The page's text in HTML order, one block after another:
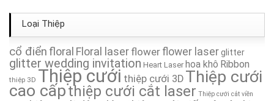
Thiệp Cưới TA131
Thiệp Cưới TA074
Thiệp Cưới TA003
Loại Thiệp
cổ điển floral Floral laser flower flower laserglitter
glitter wedding invitation Heart Laser hoa khô Ribbon
thiệp 3D Thiệp cưới thiệp cưới 3D Thiệp cưới
cao cấpthiệp cưới cắt laser Thiệp cưới cắt viền